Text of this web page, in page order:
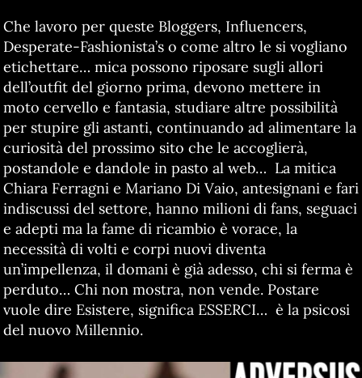
Che lavoro per queste Bloggers, Influencers,
Desperate-Fashionista’s o come altro le si vogliano
etichettare… mica possono riposare sugli allori
dell’outfit del giorno prima, devono mettere in
moto cervello e fantasia, studiare altre possibilità
per stupire gli astanti, continuando ad alimentare la
curiosità del prossimo sito che le accoglierà,
postandole e dandole in pasto al web… La mitica
Chiara Ferragni e Mariano Di Vaio, antesignani e fari
indiscussi del settore, hanno milioni di fans, seguaci
e adepti ma la fame di ricambio è vorace, la
necessità di volti e corpi nuovi diventa
un’impellenza, il domani è già adesso, chi si ferma è
perduto… Chi non mostra, non vende. Postare
vuole dire Esistere, significa ESSERCI… è la psicosi
del nuovo Millennio.